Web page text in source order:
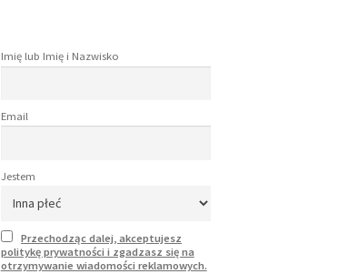
Imię lub Imię i Nazwisko
Email
Jestem
Przechodząc dalej, akceptujesz
politykę prywatności i zgadzasz się na
otrzymywanie wiadomości reklamowych.